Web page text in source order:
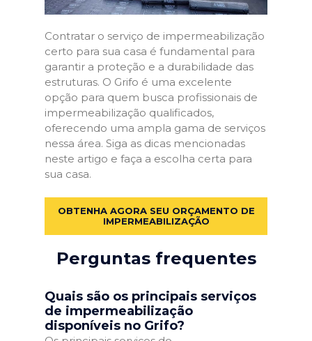
Contratar o serviço de impermeabilização
certo para sua casa é fundamental para
garantir a proteção e a durabilidade das
estruturas. O Grifo é uma excelente
opção para quem busca profissionais de
impermeabilização qualificados,
oferecendo uma ampla gama de serviços
nessa área. Siga as dicas mencionadas
neste artigo e faça a escolha certa para
sua casa.
OBTENHA AGORA SEU ORÇAMENTO DE
IMPERMEABILIZAÇÃO
Perguntas frequentes
Quais são os principais serviços
de impermeabilização
disponíveis no Grifo?